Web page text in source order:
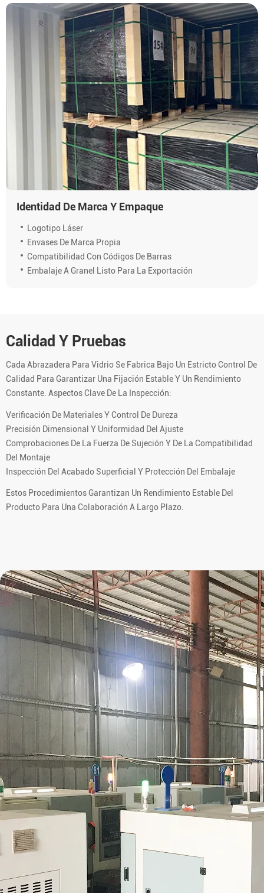
Identidad De Marca Y Empaque
Logotipo Láser
Envases De Marca Propia
Compatibilidad Con Códigos De Barras
Embalaje A Granel Listo Para La Exportación
Calidad Y Pruebas
Cada Abrazadera Para Vidrio Se Fabrica Bajo Un Estricto Control De
Calidad Para Garantizar Una Fijación Estable Y Un Rendimiento
Constante. Aspectos Clave De La Inspección:
Verificación De Materiales Y Control De Dureza
Precisión Dimensional Y Uniformidad Del Ajuste
Comprobaciones De La Fuerza De Sujeción Y De La Compatibilidad
Del Montaje
Inspección Del Acabado Superficial Y Protección Del Embalaje
Estos Procedimientos Garantizan Un Rendimiento Estable Del
Producto Para Una Colaboración A Largo Plazo.